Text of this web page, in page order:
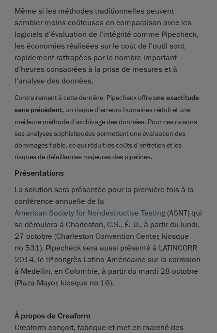
Même si les méthodes traditionnelles peuvent
sembler moins coûteuses en comparaison avec les
logiciels d’évaluation de l’intégrité comme Pipecheck,
les économies réalisées sur le coût de l’outil sont
rapidement rattrapées par le nombre important
d’heures consacrées à la prise de mesures et à
l’analyse des données.
Contrairement à cette dernière, Pipecheck offre une exactitude
sans précédent, un risque d’erreurs humaines réduit et une
meilleure méthode d’archivage des données. Pour ces raisons,
ses analyses sophistiquées permettent une évaluation des
dommages fiable, ce qui réduit les coûts d’entretien et les
risques de défaillances majeures des pipelines.
Présentations
La solution sera présentée pour la première fois à la
conférence annuelle de la
American Society for Nondestructive Testing (ASNT) qui
se déroulera à Charleston, C.S., É.-U., à partir du lundi,
27 octobre (Charleston Convention Center, kiosque
no 531). Pipecheck sera aussi présenté à LATINCORR
2014, le 9econgrès Latino-Américaine sur la corrosion
à Medellin, en Colombie, à partir du mardi 28 octobre
(Plaza Mayor, kiosque no 16).
À propos de Creaform
Creaform conçoit, fabrique et met en marché des